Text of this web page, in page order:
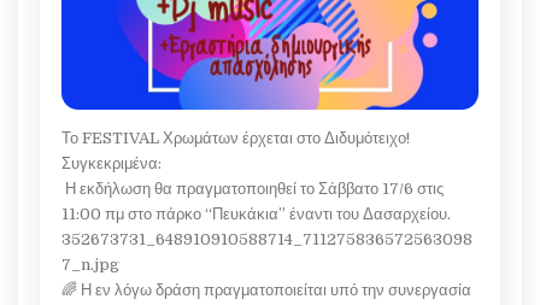
Το FESTIVAL Χρωμάτων έρχεται στο Διδυμότειχο!
Συγκεκριμένα:
Η εκδήλωση θα πραγματοποιηθεί το Σάββατο 17/6 στις
11:00 πμ στο πάρκο “Πευκάκια” έναντι του Δασαρχείου.
352673731_648910910588714_711275836572563098
7_n.jpg
🌈 Η εν λόγω δράση πραγματοποιείται υπό την συνεργασία